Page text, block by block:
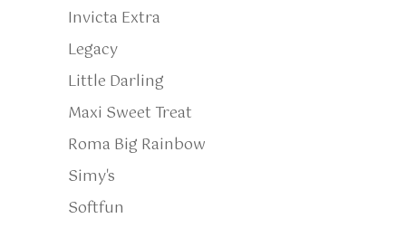
Invicta Extra
Legacy
Little Darling
Maxi Sweet Treat
Roma Big Rainbow
Simy's
Softfun